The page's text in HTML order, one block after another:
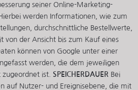
seiner Online-Marketing-
werden Informationen, wie zum
durchschnittliche Bestellwerte,
von der Ansicht bis zum Kauf eines
können von Google unter einer
werden, die dem jeweiligen
ist. SPEICHERDAUER Bei
auf Nutzer- und Ereignisebene, die mit